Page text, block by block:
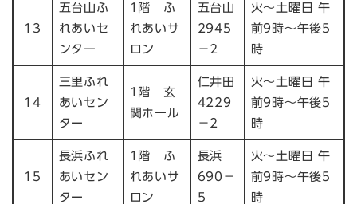
13
五台山ふ
れあいセ
ンター
1階 ふ
れあいサ
ロン
五台山
2945
－2
火～土曜日 午
前9時～午後5
時
14
三里ふれ
あいセン
ター
1階 玄
関ホール
仁井田
4229
－2
火～土曜日 午
前9時～午後5
時
15
長浜ふれ
あいセン
ター
1階 ふ
れあいサ
ロン
長浜
690－
5
火～土曜日 午
前9時～午後5
時